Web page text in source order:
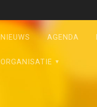
NIEUWS AGENDA
ORGANISATIE